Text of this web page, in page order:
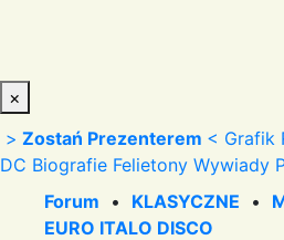
×
> Zostań Prezenterem < Grafik
DC Biografie Felietony Wywiady
Forum • KLASYCZNE •
EURO ITALO DISCO